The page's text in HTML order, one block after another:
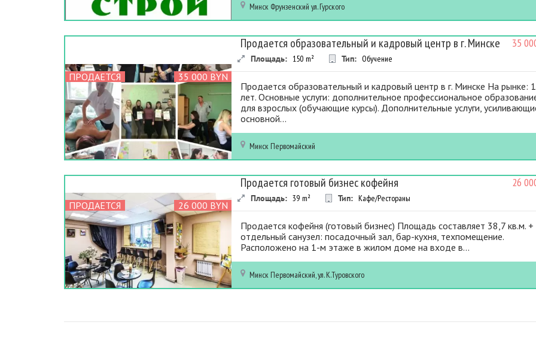
Минск Фрунзенский ул. Гурского
ПРОДАЕТСЯ 35 000 BYN
Продается образовательный и кадровый центр в г. Минске 35
Площадь: 150 m² Тип: Обучение
Продается образовательный и кадровый центр в г. Минске На рынке:
лет. Основные услуги: дополнительное профессиональное
для взрослых (обучающие курсы). Дополнительные услуги,
основной...
Минск Первомайский
ПРОДАЕТСЯ 26 000 BYN
Продается готовый бизнес кофейня 26
Площадь: 39 m² Тип: Кафе/Рестораны
Продается кофейня (готовый бизнес) Площадь составляет 38,7 кв.м. +
отдельный санузел: посадочный зал, бар-кухня, техпомещение.
Расположено на 1-м этаже в жилом доме на входе в...
Минск Первомайский, ул. К.Туровского